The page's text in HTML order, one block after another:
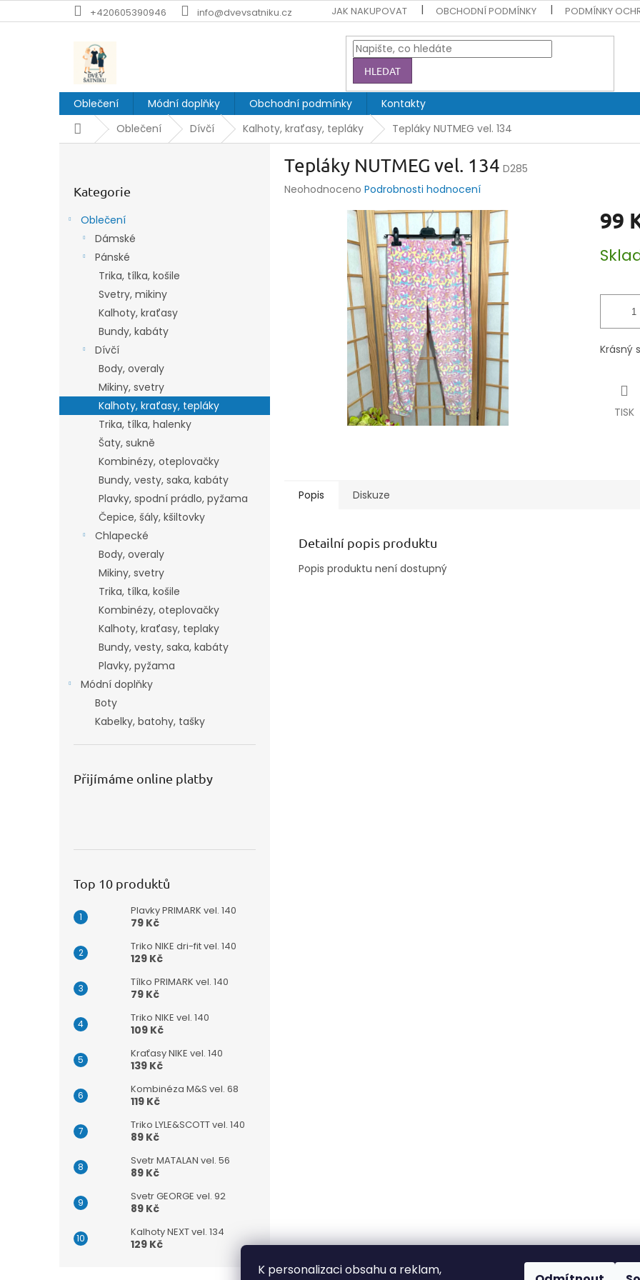
K personalizaci obsahu a reklam,
na
+420605390946 info@dvevsatniku.cz JAK NAKUPOVAT OBCHODNÍ PODMÍNKY PODMÍNKY
HLEDAT
Oblečení Módní doplňky Obchodní podmínky
Kontakty
DomůOblečení Dívčí Kalhoty, kraťasy, tepláky Tepláky NUTMEG vel. 134
kategorie
Kategorie
Oblečení
Dámské
Pánské
Trika, tílka, košile
Svetry, mikiny
Kalhoty, kraťasy
Bundy, kabáty
Dívčí
Body, overaly
Mikiny, svetry
Kalhoty, kraťasy, tepláky
Trika, tílka, halenky
Šaty, sukně
Kombinézy, oteplovačky
Bundy, vesty, saka, kabáty
Plavky, spodní prádlo, pyžama
Čepice, šály, kšiltovky
Chlapecké
Body, overaly
Mikiny, svetry
Trika, tílka, košile
Kombinézy, oteplovačky
Kalhoty, kraťasy, teplaky
Bundy, vesty, saka, kabáty
Plavky, pyžama
Módní doplňky
Boty
Kabelky, batohy, tašky
Přijímáme online platby
Top 10 produktů
Plavky PRIMARK vel. 140
79 Kč
Triko NIKE dri-fit vel. 140
129 Kč
Tílko PRIMARK vel. 140
79 Kč
Triko NIKE vel. 140
109 Kč
Kraťasy NIKE vel. 140
139 Kč
Kombinéza M&S vel. 68
119 Kč
Triko LYLE&SCOTT vel. 140
89 Kč
Svetr MATALAN vel. 56
89 Kč
Svetr GEORGE vel. 92
89 Kč
Kalhoty NEXT vel. 134
129 Kč
Tepláky NUTMEG vel. 134 D285
Průměrné
Neohodnoceno Podrobnosti hodnocení
99
cena:
Krásný
TISK
Popis Diskuze
Detailní popis produktu
Popis produktu není dostupný